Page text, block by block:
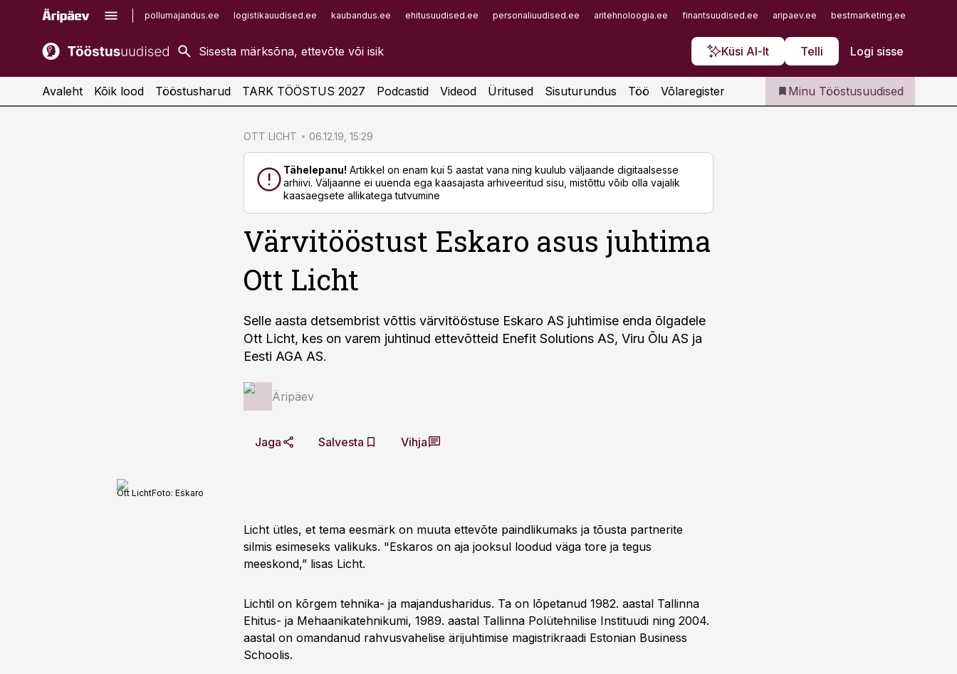
pollumajandus.ee logistikauudised.ee kaubandus.ee ehitusuudised.ee personaliuudised.ee aritehnoloogia.ee finantsuudised.ee aripaev.ee bestmarketing.ee
Küsi AI-lt Telli Logi sisse
kaubandus.ee
kinnisvarauudised.ee
imelineajalugu.ee
Infopank
Iseteenindus
Telli Tööstusuudised
Avaleht Kõik lood Tööstusharud TARK TÖÖSTUS 2027 Podcastid Videod Üritused Sisuturundus Töö Võlaregister Minu Tööstusuudised
OTT LICHT 06.12.19, 15:29
Tähelepanu! Artikkel on enam kui 5 aastat vana ning kuulub väljaande digitaalsesse
arhiivi. Väljaanne ei uuenda ega kaasajasta arhiveeritud sisu, mistõttu võib olla vajalik
kaasaegsete allikatega tutvumine
Värvitööstust Eskaro asus juhtima
Ott Licht
Selle aasta detsembrist võttis värvitööstuse Eskaro AS juhtimise enda õlgadele
Ott Licht, kes on varem juhtinud ettevõtteid Enefit Solutions AS, Viru Õlu AS ja
Eesti AGA AS.
Äripäev
Jaga Salvesta Vihja
Ott LichtFoto: Eskaro
Licht ütles, et tema eesmärk on muuta ettevõte paindlikumaks ja tõusta partnerite
silmis esimeseks valikuks. "Eskaros on aja jooksul loodud väga tore ja tegus
meeskond,” lisas Licht.
Lichtil on kõrgem tehnika- ja majandusharidus. Ta on lõpetanud 1982. aastal Tallinna
Ehitus- ja Mehaanikatehnikumi, 1989. aastal Tallinna Polütehnilise Instituudi ning 2004.
aastal on omandanud rahvusvahelise ärijuhtimise magistrikraadi Estonian Business
Schoolis.